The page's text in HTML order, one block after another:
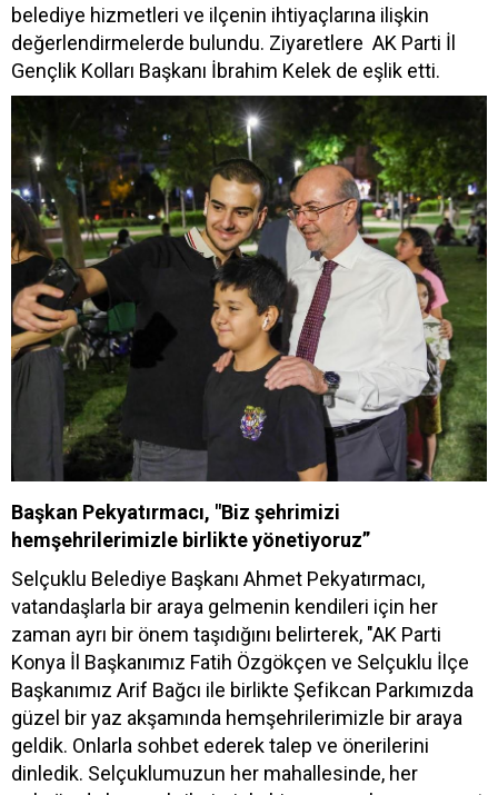
belediye hizmetleri ve ilçenin ihtiyaçlarına ilişkin
değerlendirmelerde bulundu. Ziyaretlere AK Parti İl
Gençlik Kolları Başkanı İbrahim Kelek de eşlik etti.
Başkan Pekyatırmacı, "Biz şehrimizi
hemşehrilerimizle birlikte yönetiyoruz”
Selçuklu Belediye Başkanı Ahmet Pekyatırmacı,
vatandaşlarla bir araya gelmenin kendileri için her
zaman ayrı bir önem taşıdığını belirterek, "AK Parti
Konya İl Başkanımız Fatih Özgökçen ve Selçuklu İlçe
Başkanımız Arif Bağcı ile birlikte Şefikcan Parkımızda
güzel bir yaz akşamında hemşehrilerimizle bir araya
geldik. Onlarla sohbet ederek talep ve önerilerini
dinledik. Selçuklumuzun her mahallesinde, her